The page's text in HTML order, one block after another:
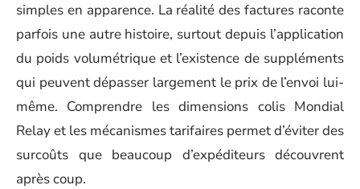
simples en apparence. La réalité des factures raconte
parfois une autre histoire, surtout depuis l’application
du poids volumétrique et l’existence de suppléments
qui peuvent dépasser largement le prix de l’envoi lui-
même. Comprendre les dimensions colis Mondial
Relay et les mécanismes tarifaires permet d’éviter des
surcoûts que beaucoup d’expéditeurs découvrent
après coup.